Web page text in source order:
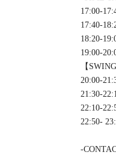
17:00-
17:40-
18:20-
19:00-
【
20:00-
21:30-
22:10-
22:50-
-